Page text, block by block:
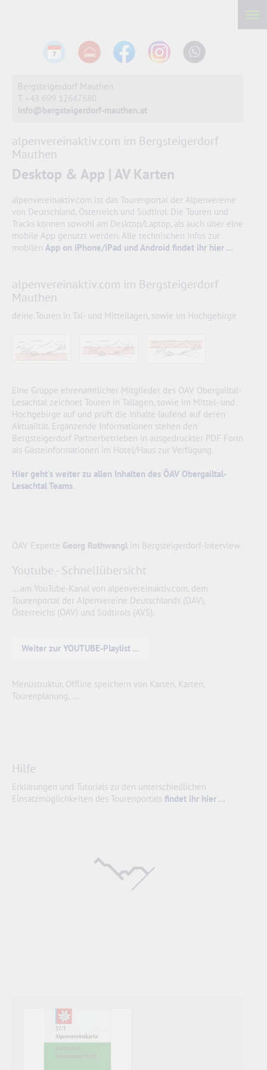
Bergsteigerdorf Mauthen
T. +43 699 12647680
info@bergsteigerdorf-mauthen.at
alpenvereinaktiv.com im Bergsteigerdorf
Mauthen
Desktop & App | AV Karten
alpenvereinaktiv.com ist das Tourenportal der Alpenvereine
von Deutschland, Österreich und Südtirol. Die Touren und
Tracks können sowohl am Desktop/Laptop, als auch über eine
mobile App genutzt werden. Alle technischen Infos zur
mobilen App on iPhone/iPad und Android findet ihr hier ...
alpenvereinaktiv.com im Bergsteigerdorf
Mauthen
deine.Touren in Tal- und Mittellagen, sowie im Hochgebirge
Eine Gruppe ehrenamtlicher Mitglieder des ÖAV Obergailtal-
Lesachtal zeichnet Touren in Tallagen, sowie im Mittel- und
Hochgebirge auf und prüft die Inhalte laufend auf deren
Aktualität. Ergänzende Informationen stehen den
Bergsteigerdorf Partnerbetrieben in ausgedruckter PDF Form
als Gästeinformationen im Hotel/Haus zur Verfügung.
Hier geht's weiter zu allen Inhalten des ÖAV Obergailtal-
Lesachtal Teams.
ÖAV Experte Georg Rothwangl im Bergsteigerdorf-Interview
Youtube - Schnellübersicht
... am YouTube-Kanal von alpenvereinaktiv.com, dem
Tourenportal der Alpenvereine Deutschlands (DAV),
Österreichs (ÖAV) und Südtirols (AVS).
Weiter zur YOUTUBE-Playlist ...
Menüstruktur, Offline speichern von Karten, Karten,
Tourenplanung, ...
Hilfe
Erklärungen und Tutorials zu den unterschiedlichen
Einsatzmöglichkeiten des Tourenportals findet ihr hier ...